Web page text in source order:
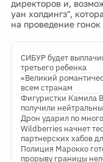
директоров и,
уан холдингз",
на проведение
СИБУР будет
третьего ребенка
«Великий
всем странам
Фигуристки Камила
получили
Дрон ударил по
Wildberries начнет
партнерских хабов
Полиция Марокко
прорыву границы